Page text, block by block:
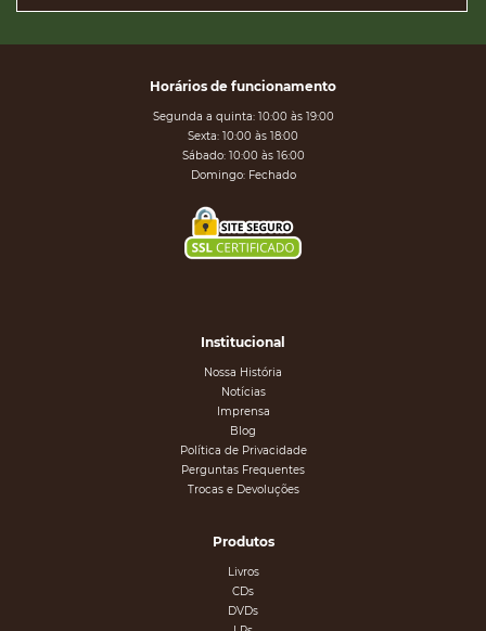
Horários de funcionamento
Segunda a quinta: 10:00 às 19:00
Sexta: 10:00 às 18:00
Sábado: 10:00 às 16:00
Domingo: Fechado
Institucional
Nossa História
Notícias
Imprensa
Blog
Política de Privacidade
Perguntas Frequentes
Trocas e Devoluções
Produtos
Livros
CDs
DVDs